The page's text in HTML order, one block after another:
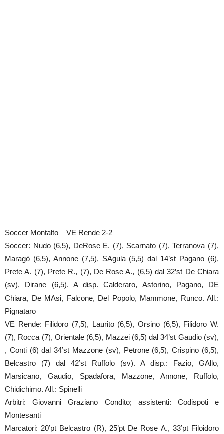
Soccer Montalto – VE Rende 2-2
Soccer: Nudo (6,5), DeRose E. (7), Scarnato (7), Terranova (7),
Maragò (6,5), Annone (7,5), SAgula (5,5) dal 14’st Pagano (6),
Prete A. (7), Prete R., (7), De Rose A., (6,5) dal 32’st De Chiara
(sv), Dirane (6,5). A disp. Calderaro, Astorino, Pagano, DE
Chiara, De MAsi, Falcone, Del Popolo, Mammone, Runco. All.:
Pignataro
VE Rende: Filidoro (7,5), Laurito (6,5), Orsino (6,5), Filidoro W.
(7), Rocca (7), Orientale (6,5), Mazzei (6,5) dal 34’st Gaudio (sv),
, Conti (6) dal 34’st Mazzone (sv), Petrone (6,5), Crispino (6,5),
Belcastro (7) dal 42’st Ruffolo (sv). A disp.: Fazio, GAllo,
Marsicano, Gaudio, Spadafora, Mazzone, Annone, Ruffolo,
Chidichimo. All.: Spinelli
Arbitri: Giovanni Graziano Condito; assistenti: Codispoti e
Montesanti
Marcatori: 20’pt Belcastro (R), 25’pt De Rose A., 33’pt Filoidoro